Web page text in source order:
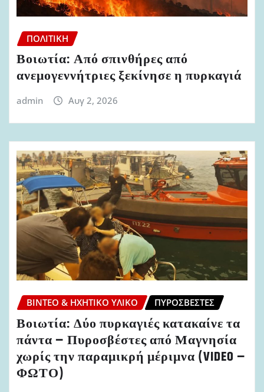
ΠΟΛΙΤΙΚΉ
Βοιωτία: Από σπινθήρες από
ανεμογεννήτριες ξεκίνησε η πυρκαγιά
admin Αυγ 2, 2026
ΒΊΝΤΕΟ & ΗΧΗΤΙΚΌ ΥΛΙΚΌ ΠΥΡΟΣΒΈΣΤΕΣ
Βοιωτία: Δύο πυρκαγιές κατακαίνε τα
πάντα – Πυροσβέστες από Μαγνησία
χωρίς την παραμικρή μέριμνα (VIDEO –
ΦΩΤΟ)